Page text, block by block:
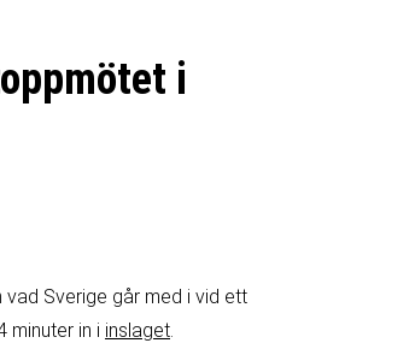
i
Sverige går med i vid ett
minuter in i inslaget.